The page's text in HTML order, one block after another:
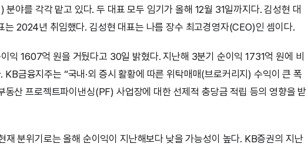
야를 각각 맡고 있다. 두 대표 모두 임기가 올해 12월 31일까지다. 김성현 대
는 2024년 취임했다. 김성현 대표는 나름 장수 최고경영자(CEO)인 셈이다.
익 1607억 원을 거뒀다고 30일 밝혔다. 지난해 3분기 순이익 1731억 원에 비
금융지주는 “국내·외 증시 활황에 따른 위탁매매(브로커리지) 수익이 큰 폭
동산 프로젝트파이낸싱(PF) 사업장에 대한 선제적 충당금 적립 등의 영향을 받
재 분위기로는 올해 순이익이 지난해보다 낮을 가능성이 높다. KB증권의 지난